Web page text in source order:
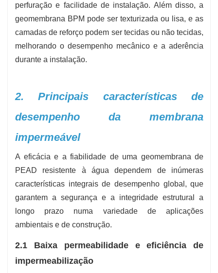
perfuração e facilidade de instalação. Além disso, a
geomembrana BPM pode ser texturizada ou lisa, e as
camadas de reforço podem ser tecidas ou não tecidas,
melhorando o desempenho mecânico e a aderência
durante a instalação.
2. Principais características de
desempenho da membrana
impermeável
A eficácia e a fiabilidade de uma geomembrana de
PEAD resistente à água dependem de inúmeras
características integrais de desempenho global, que
garantem a segurança e a integridade estrutural a
longo prazo numa variedade de aplicações
ambientais e de construção.
2.1 Baixa permeabilidade e eficiência de
impermeabilização